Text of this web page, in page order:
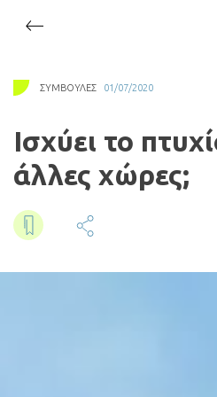
ΣΥΜΒΟΥΛΈΣ 01/07/2020
Ισχύει το
άλλες χώρες;